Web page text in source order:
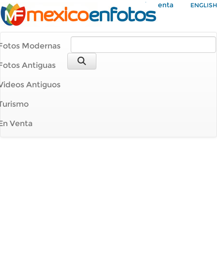
Mi Cuenta ENGLISH
Modernas
Antiguas
Antiguos
Venta